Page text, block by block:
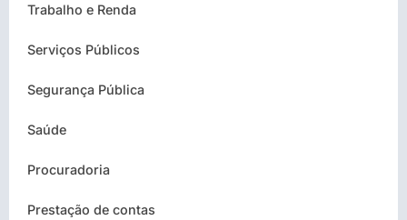
Trabalho e Renda
Serviços Públicos
Segurança Pública
Saúde
Procuradoria
Prestação de contas